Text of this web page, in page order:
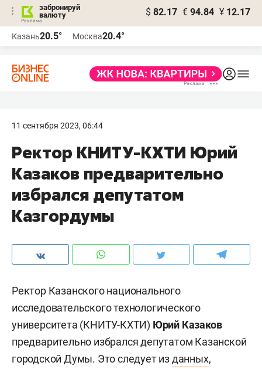
забронируй
валюту
$ 82.17 € 94.84 ¥ 12.17
Казань20.5° Москва20.4°
11 сентября 2023, 06:44
Ректор КНИТУ-КХТИ Юрий
Казаков предварительно
избрался депутатом
Казгордумы
Ректор Казанского национального
исследовательского технологического
университета (КНИТУ-КХТИ) Юрий Казаков
предварительно избрался депутатом Казанской
городской Думы. Это следует изданных,